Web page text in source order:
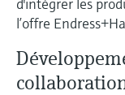
l’offre